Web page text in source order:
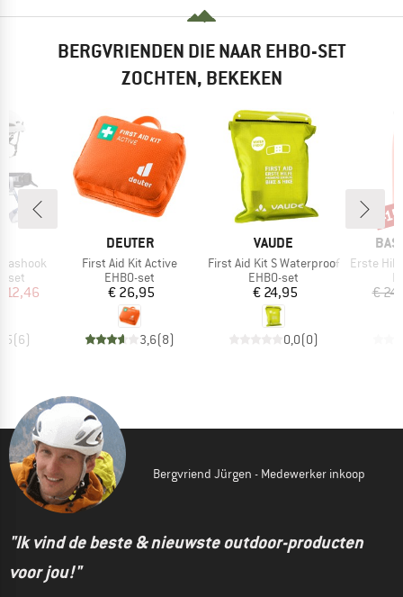
BERGVRIENDEN DIE NAAR EHBO-SET
ZOCHTEN, BEKEKEN
prijs
(6)
MERK
DEUTER
Artikel
First Aid Kit Active
Productgroep
EHBO-set
Prijs
€ 26,95
3,6(8)
MERK
VAUDE
Artikel
First Aid Kit S Waterproof
Productgroep
EHBO-set
Prijs
€ 24,95
0,0(0)
Artikel
Erste Hilfe Set
€
-
Bergvriend Jürgen - Medewerker inkoop
"Ik vind de beste & nieuwste outdoor-producten
voor jou!"